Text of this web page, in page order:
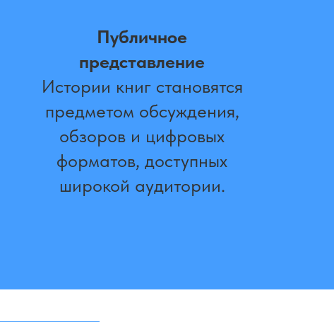
Публичное
представление
Истории книг становятся
предметом обсуждения,
обзоров и цифровых
форматов, доступных
широкой аудитории.